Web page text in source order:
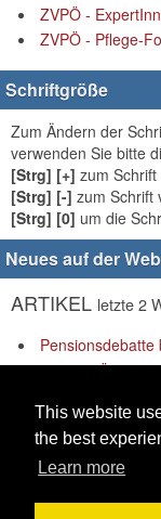
This website
the best
Learn more
ZVPÖ -
ZVPÖ - Pflege-
Schriftgröße
Zum Ändern der
verwenden Sie bitte
[Strg] [+] zum
[Strg] [-] zum Schrift
[Strg] [0] um die
Neues auf der
ARTIKEL letzte 2
Pensionsdebatte
Der ZVPÖ
LINKSletzte 2
Es gibt keine Links
Copyleft © 2026